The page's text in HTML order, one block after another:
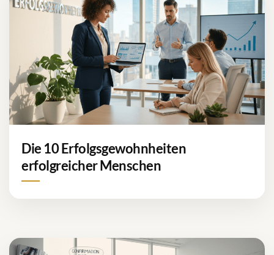
Die 10 Erfolgsgewohnheiten
erfolgreicher Menschen